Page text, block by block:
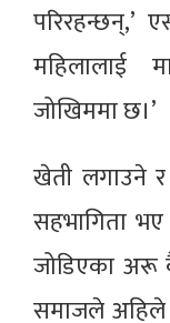
परिरहन्छन्,’
महिलालाई
जोखिममा छ।’
खेती लगाउने र
सहभागिता भए
जोडिएका अरू
समाजले अहिले